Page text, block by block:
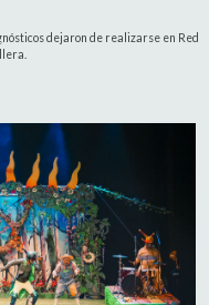
dejaron de realizarse en Red